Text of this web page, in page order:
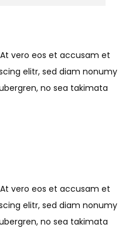
vero eos et accusam et
elitr, sed diam nonumy
no sea takimata
vero eos et accusam et
elitr, sed diam nonumy
no sea takimata